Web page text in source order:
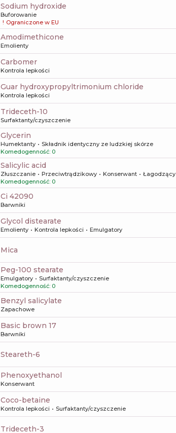
sodium hydroxide
Buforowanie
! Ograniczone w EU
amodimethicone
Emolienty
carbomer
Kontrola lepkości
guar hydroxypropyltrimonium chloride
Kontrola lepkości
trideceth-10
Surfaktanty/czyszczenie
glycerin
Humektanty
Składnik identyczny ze ludzkiej skórze
Komedogenność: 0
salicylic acid
Złuszczanie Przeciwtrądzikowy Konserwant
Łagodzący
Komedogenność: 0
ci 42090
Barwniki
glycol distearate
Emolienty Kontrola lepkości Emulgatory
mica
peg-100 stearate
Emulgatory
Surfaktanty/czyszczenie
Komedogenność: 0
benzyl salicylate
Zapachowe
basic brown 17
Barwniki
steareth-6
phenoxyethanol
Konserwant
coco-betaine
Kontrola lepkości Surfaktanty/czyszczenie
trideceth-3